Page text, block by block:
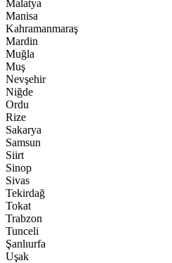
Malatya
Manisa
Kahramanmaraş
Mardin
Muğla
Muş
Nevşehir
Niğde
Ordu
Rize
Sakarya
Samsun
Siirt
Sinop
Sivas
Tekirdağ
Tokat
Trabzon
Tunceli
Şanlıurfa
Uşak